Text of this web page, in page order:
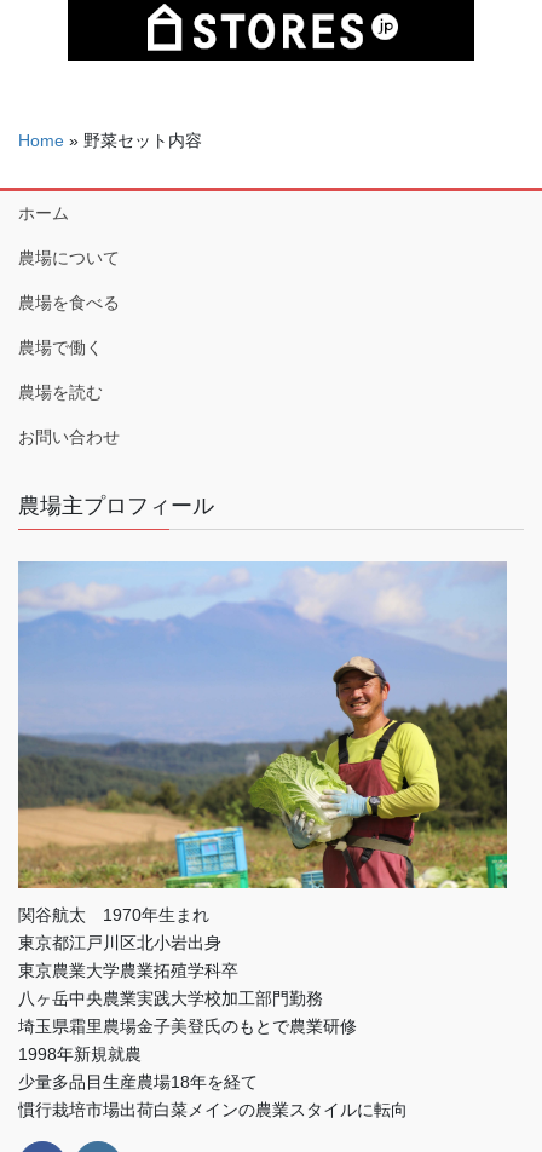
Home » 野菜セット内容
ホーム
農場について
農場を食べる
農場で働く
農場を読む
お問い合わせ
農場主プロフィール
関谷航太 1970年生まれ
東京都江戸川区北小岩出身
東京農業大学農業拓殖学科卒
八ヶ岳中央農業実践大学校加工部門勤務
埼玉県霜里農場金子美登氏のもとで農業研修
1998年新規就農
少量多品目生産農場18年を経て
慣行栽培市場出荷白菜メインの農業スタイルに転向